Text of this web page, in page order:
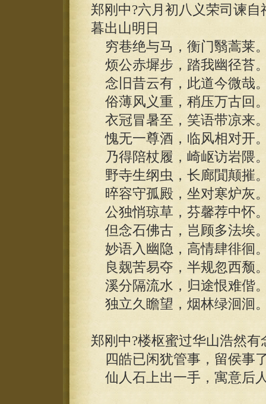
郑刚中?六月初八义荣司谏
暮出山明日
穷巷绝与马，衡门翳蒿莱
烦公赤墀步，踏我幽径苔
念旧昔云有，此道今微哉
俗薄风义重，稍压万古回
衣冠冒暑至，笑语带凉来
愧无一尊酒，临风相对开
乃得陪杖履，崎岖访岩隈
野寺生纲虫，长廊閴颠摧
晬容守孤殿，坐对寒炉灰
公独悄琼草，芬馨荐中怀
但念石佛古，岂顾多法埃
妙语入幽隐，高情肆徘徊
良觌苦易夺，半规忽西颓
溪分隔流水，归途恨难偕
独立久瞻望，烟林绿洄洄
郑刚中?楼枢蜜过华山浩然
四皓已闲犹管事，留侯事
仙人石上出一手，寓意后